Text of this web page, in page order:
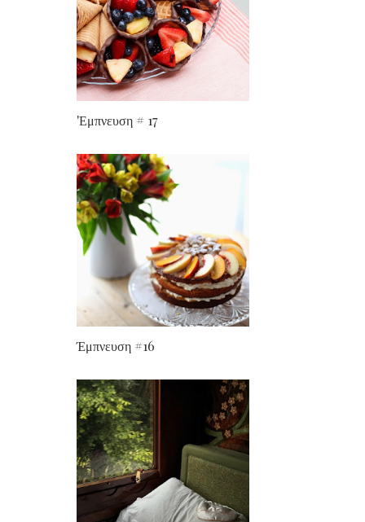
'Εμπνευση # 17
Έμπνευση #16